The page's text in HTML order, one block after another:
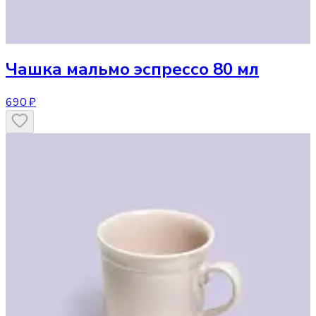
Чашка мальмо эспрессо 80 мл
690 ₽